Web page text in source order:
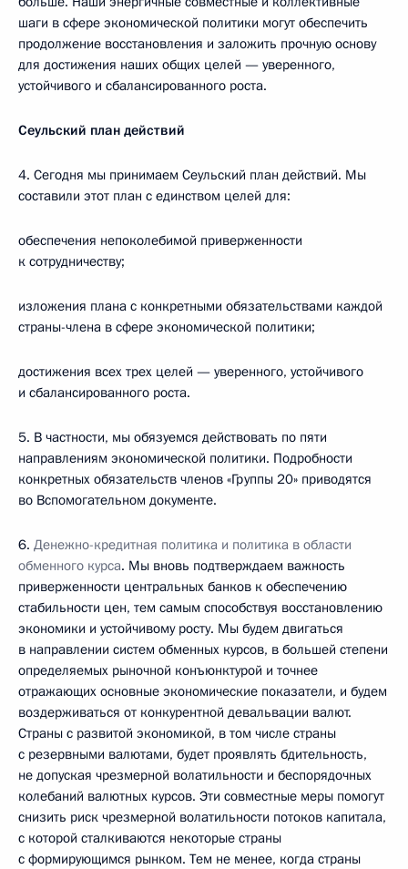
шаги в сфере экономической политики могут обеспечить
продолжение восстановления и заложить прочную основу
для достижения наших общих целей — уверенного,
устойчивого и сбалансированного роста.
Сеульский план действий
4. Сегодня мы принимаем Сеульский план действий. Мы
составили этот план с единством целей для:
обеспечения непоколебимой приверженности
к сотрудничеству;
изложения плана с конкретными обязательствами каждой
страны-члена в сфере экономической политики;
достижения всех трех целей — уверенного, устойчивого
и сбалансированного роста.
5. В частности, мы обязуемся действовать по пяти
направлениям экономической политики. Подробности
конкретных обязательств членов «Группы 20» приводятся
во Вспомогательном документе.
6. Денежно-кредитная политика и политика в области
обменного курса. Мы вновь подтверждаем важность
приверженности центральных банков к обеспечению
стабильности цен, тем самым способствуя восстановлению
экономики и устойчивому росту. Мы будем двигаться
в направлении систем обменных курсов, в большей степени
определяемых рыночной конъюнктурой и точнее
отражающих основные экономические показатели, и будем
воздерживаться от конкурентной девальвации валют.
Страны с развитой экономикой, в том числе страны
с резервными валютами, будет проявлять бдительность,
не допуская чрезмерной волатильности и беспорядочных
колебаний валютных курсов. Эти совместные меры помогут
снизить риск чрезмерной волатильности потоков капитала,
с которой сталкиваются некоторые страны
с формирующимся рынком. Тем не менее, когда страны